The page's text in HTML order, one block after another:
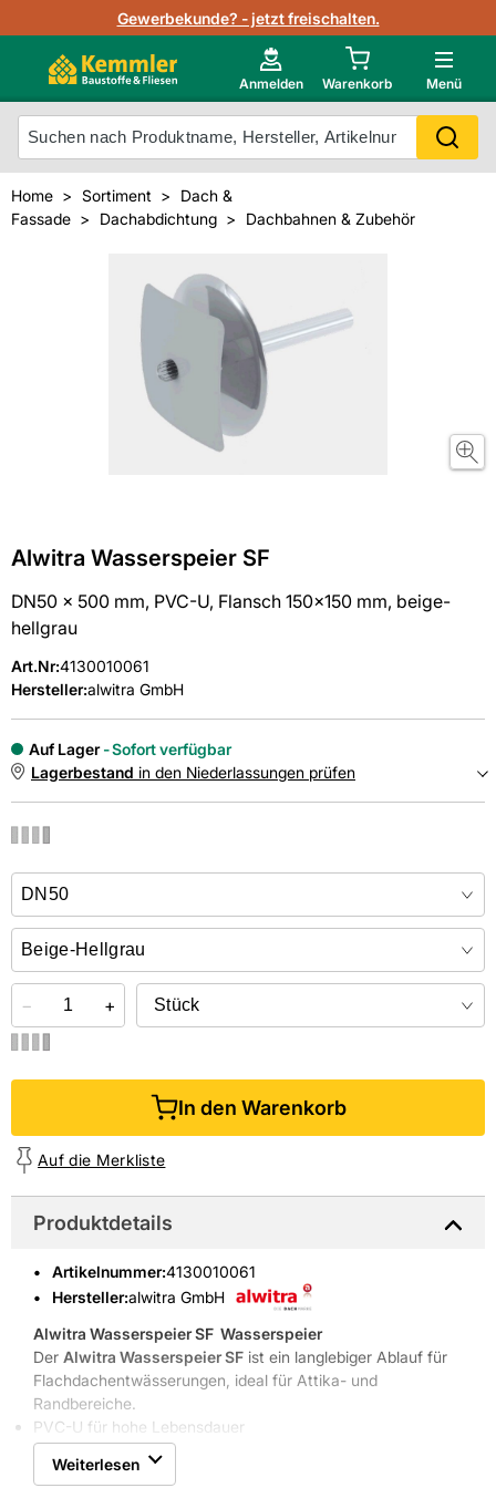
Gewerbekunde? - jetzt freischalten.
Anmelden Warenkorb Menü
Lagerbestand in Echtzeit
Nutzerverwaltung
Photovoltaik Konfigurator
Projektlisten
Technische Daten & Merkblätter
Neu im Onlineshop?
Mein Konto
Meistverkaufte Produkte
Unsere Kemmler-Marke
Home Sortiment
Dach &
Fassade
Dachabdichtung Dachbahnen & Zubehör
Alwitra Wasserspeier SF
DN50 x 500 mm, PVC-U, Flansch 150x150 mm, beige-
hellgrau
Art.Nr:4130010061
Hersteller:alwitra GmbH
Auf Lager
Sofort verfügbar
Lagerbestand in den Niederlassungen prüfen
Online kaufen &
− +
In den Warenkorb
Auf die Merkliste
Produktdetails
Artikelnummer:4130010061
Hersteller:alwitra GmbH
Alwitra Wasserspeier SF  Wasserspeier
Der Alwitra Wasserspeier SF ist ein langlebiger Ablauf für
Flachdachentwässerungen, ideal für Attika- und
Randbereiche.
PVC-U für hohe Lebensdauer
Anschlusskragen werkseitig montiert
Flanschformat 150x150 mm für einfache Befestigung
Weiterlesen